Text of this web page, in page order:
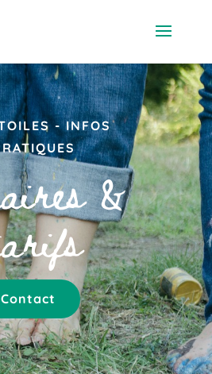
- INFOS
&
Contact